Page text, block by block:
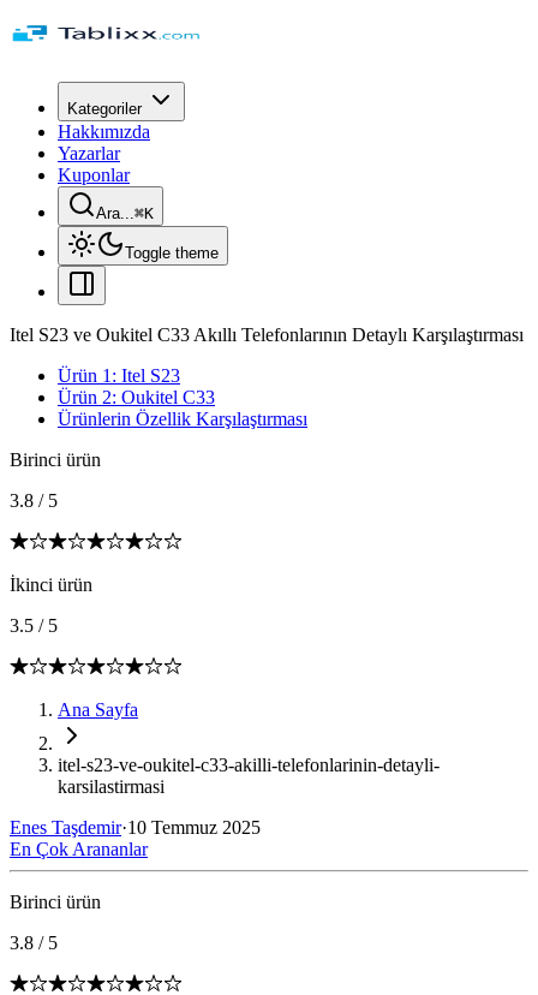
Kategoriler
Hakkımızda
Yazarlar
Kuponlar
Ara...⌘K
Toggle theme
Itel S23 ve Oukitel C33 Akıllı Telefonlarının Detaylı Karşılaştırması
Ürün 1: Itel S23
Ürün 2: Oukitel C33
Ürünlerin Özellik Karşılaştırması
Birinci ürün
3.8 / 5
İkinci ürün
3.5 / 5
Ana Sayfa
itel-s23-ve-oukitel-c33-akilli-telefonlarinin-detayli-
karsilastirmasi
Enes Taşdemir·10 Temmuz 2025
En Çok Arananlar
Birinci ürün
3.8 / 5